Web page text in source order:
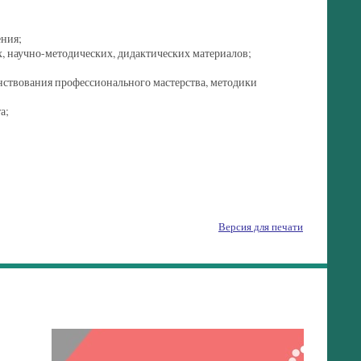
методических, дидактических материалов;
профессионального мастерства, методики
Версия для печати